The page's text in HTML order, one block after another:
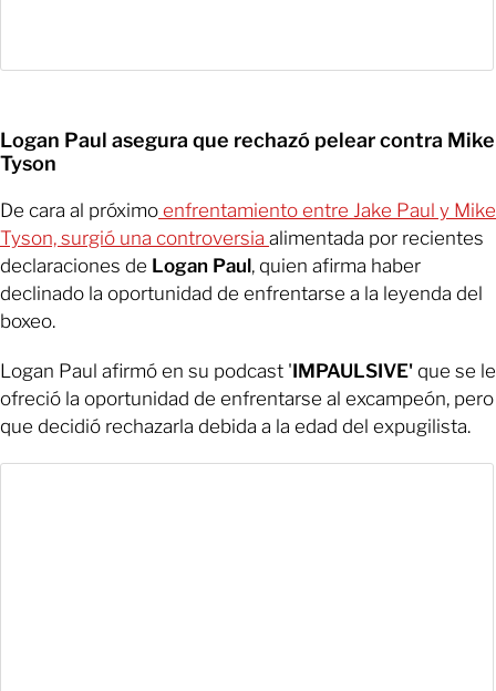
Logan Paul asegura que rechazó pelear contra Mike
Tyson
De cara al próximo enfrentamiento entre Jake Paul y Mike
Tyson, surgió una controversia alimentada por recientes
declaraciones de Logan Paul, quien afirma haber
declinado la oportunidad de enfrentarse a la leyenda del
boxeo.
Logan Paul afirmó en su podcast 'IMPAULSIVE' que se le
ofreció la oportunidad de enfrentarse al excampeón, pero
que decidió rechazarla debida a la edad del expugilista.